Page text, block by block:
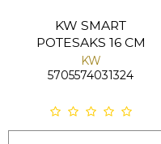
KW SMART
POTESAKS 16 CM
KW
5705574031324